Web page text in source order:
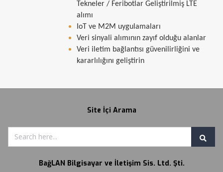
Tekneler / Feribotlar Geliştirilmiş LTE
alımı
IoT ve M2M uygulamaları
Veri sinyali alımının zayıf olduğu alanlar
Veri iletim bağlantısı güvenilirliğini ve
kararlılığını geliştirin
Site İçi Arama
BağLAN Bilgisayar ve İletişim Sis. Ltd. Şti.